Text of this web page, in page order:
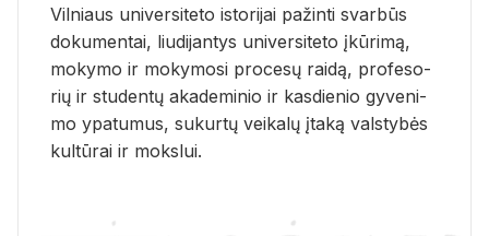
Vil­niaus uni­ver­si­te­to is­to­ri­jai pa­žin­ti svar­būs
do­ku­men­tai, liu­di­jan­tys uni­ver­si­te­to įkū­ri­mą,
mo­ky­mo ir mo­ky­mo­si pro­ce­sų rai­dą, pro­fe­so­
rių ir stu­den­tų aka­de­mi­nio ir kas­die­nio gy­ve­ni­
mo ypa­tu­mus, su­kur­tų vei­ka­lų įta­ką vals­ty­bės
kul­tū­rai ir moks­lui.